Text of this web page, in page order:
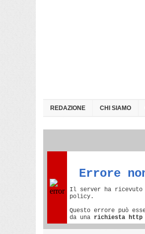
REDAZIONE CHI SIAMO